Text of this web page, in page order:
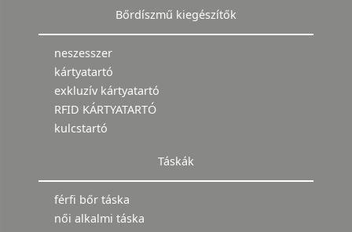
Bőrdíszmű kiegészítők
neszesszer
kártyatartó
exkluzív kártyatartó
RFID KÁRTYATARTÓ
kulcstartó
Táskák
férfi bőr táska
női alkalmi táska